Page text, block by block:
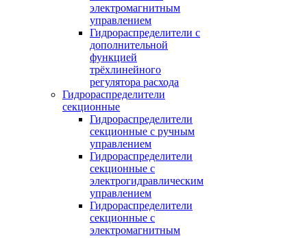
электромагнитным
управлением
Гидрораспределители с
дополнительной
функцией
трёхлинейного
регулятора расхода
Гидрораспределители
секционные
Гидрораспределители
секционные с ручным
управлением
Гидрораспределители
секционные с
электрогидравлическим
управлением
Гидрораспределители
секционные с
электромагнитным